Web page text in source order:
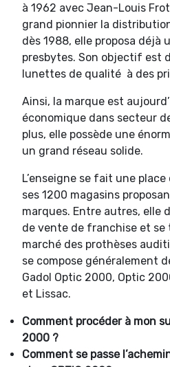
à 1962 avec Jean-Louis
grand pionnier la
dès 1988, elle proposa déjà
presbytes. Son objectif est
lunettes de qualité à des
Ainsi, la marque est
économique dans secteur
plus, elle possède une
un grand réseau solide.
L’enseigne se fait une
ses 1200 magasins
marques. Entre autres, elle
de vente de franchise et se
marché des prothèses
se compose généralement
Gadol Optic 2000, Optic
et Lissac.
Comment procéder à mon
2000 ?
Comment se passe